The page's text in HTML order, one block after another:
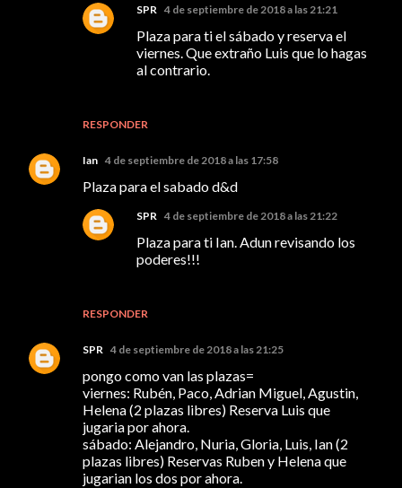
RESPONDER
SPR 4 de septiembre de 2018 a las 21:21
Plaza para ti el sábado y reserva el
viernes. Que extraño Luis que lo hagas
al contrario.
Ian 4 de septiembre de 2018 a las 17:58
Plaza para el sabado d&d
RESPONDER
SPR 4 de septiembre de 2018 a las 21:22
Plaza para ti Ian. Adun revisando los
poderes!!!
SPR 4 de septiembre de 2018 a las 21:25
pongo como van las plazas=
viernes: Rubén, Paco, Adrian Miguel, Agustin,
Helena (2 plazas libres) Reserva Luis que
jugaria por ahora.
sábado: Alejandro, Nuria, Gloria, Luis, Ian (2
plazas libres) Reservas Ruben y Helena que
jugarian los dos por ahora.